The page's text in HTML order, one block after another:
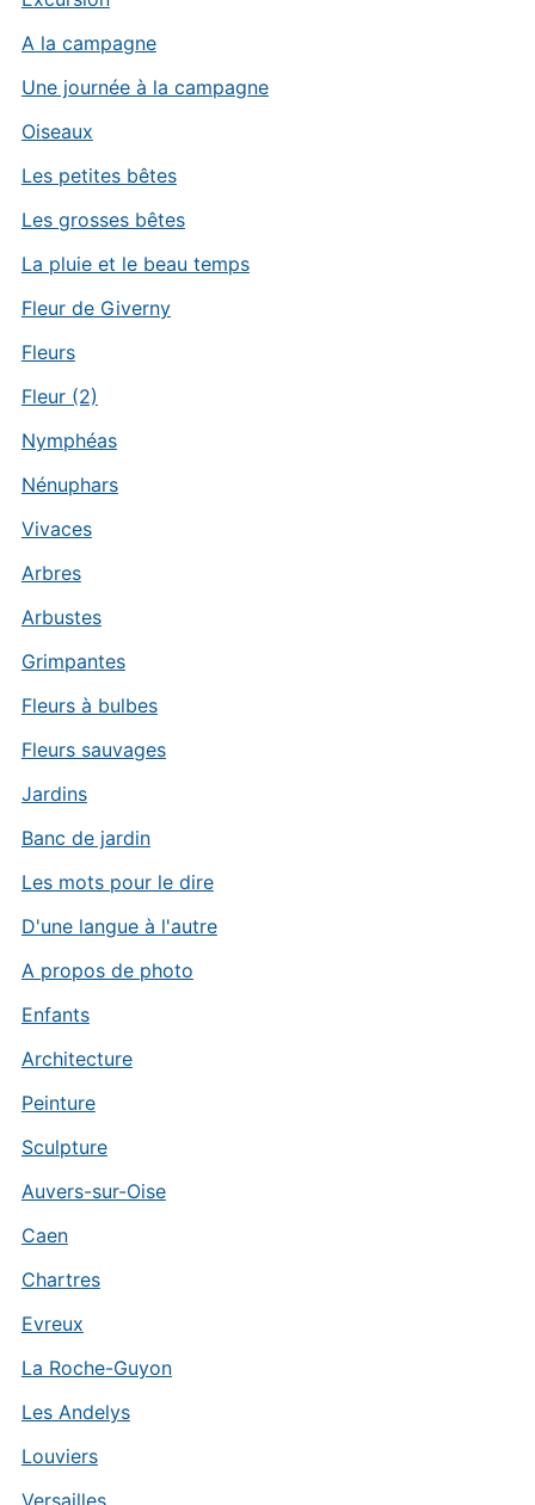
A la campagne
Une journée à la campagne
Oiseaux
Les petites bêtes
Les grosses bêtes
La pluie et le beau temps
Fleur de Giverny
Fleurs
Fleur (2)
Nymphéas
Nénuphars
Vivaces
Arbres
Arbustes
Grimpantes
Fleurs à bulbes
Fleurs sauvages
Jardins
Banc de jardin
Les mots pour le dire
D'une langue à l'autre
A propos de photo
Enfants
Architecture
Peinture
Sculpture
Auvers-sur-Oise
Caen
Chartres
Evreux
La Roche-Guyon
Les Andelys
Louviers
Versailles